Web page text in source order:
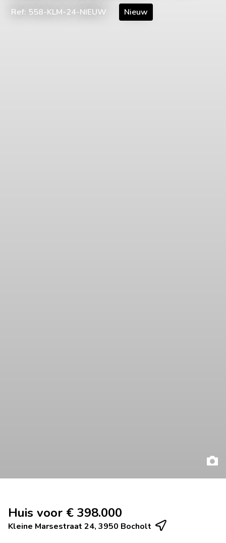
Ref: 558-KLM-24-NIEUW Nieuw
Huis voor € 398.000
Kleine Marsestraat 24, 3950 Bocholt